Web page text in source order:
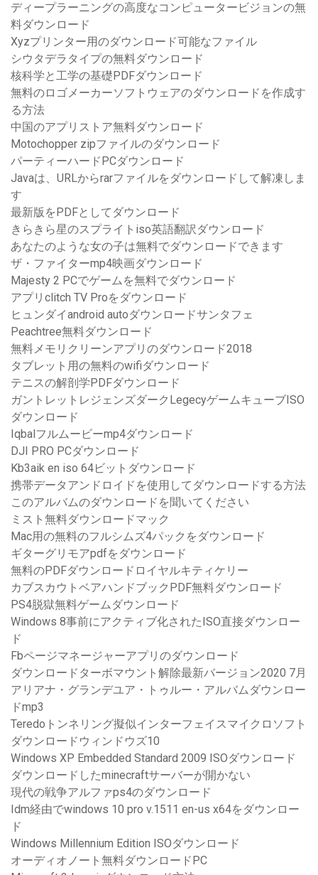
ディープラーニングの高度なコンピュータービジョンの無
料ダウンロード
Xyzプリンター用のダウンロード可能なファイル
シウタデラタイプの無料ダウンロード
核科学と工学の基礎PDFダウンロード
無料のロゴメーカーソフトウェアのダウンロードを作成す
る方法
中国のアプリストア無料ダウンロード
Motochopper zipファイルのダウンロード
パーティーハードPCダウンロード
Javaは、URLからrarファイルをダウンロードして解凍しま
す
最新版をPDFとしてダウンロード
きらきら星のスプライトiso英語翻訳ダウンロード
あなたのような女の子は無料でダウンロードできます
ザ・ファイターmp4映画ダウンロード
Majesty 2 PCでゲームを無料でダウンロード
アプリclitch TV Proをダウンロード
ヒュンダイandroid autoダウンロードサンタフェ
Peachtree無料ダウンロード
無料メモリクリーンアプリのダウンロード2018
タブレット用の無料のwifiダウンロード
テニスの解剖学PDFダウンロード
ガントレットレジェンズダークLegecyゲームキューブISO
ダウンロード
Iqbalフルムービーmp4ダウンロード
DJI PRO PCダウンロード
Kb3aik en iso 64ビットダウンロード
携帯データアンドロイドを使用してダウンロードする方法
このアルバムのダウンロードを聞いてください
ミスト無料ダウンロードマック
Mac用の無料のフルシムズ4パックをダウンロード
ギターグリモアpdfをダウンロード
無料のPDFダウンロードロイヤルキティケリー
カブスカウトベアハンドブックPDF無料ダウンロード
PS4脱獄無料ゲームダウンロード
Windows 8事前にアクティブ化されたISO直接ダウンロー
ド
Fbページマネージャーアプリのダウンロード
ダウンロードターボマウント解除最新バージョン2020 7月
アリアナ・グランデユア・トゥルー・アルバムダウンロー
ドmp3
Teredoトンネリング擬似インターフェイスマイクロソフト
ダウンロードウィンドウズ10
Windows XP Embedded Standard 2009 ISOダウンロード
ダウンロードしたminecraftサーバーが開かない
現代の戦争アルファps4のダウンロード
Idm経由でwindows 10 pro v.1511 en-us x64をダウンロー
ド
Windows Millennium Edition ISOダウンロード
オーディオノート無料ダウンロードPC